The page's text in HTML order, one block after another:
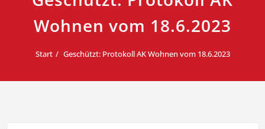
Wohnen vom 18.6.2023
Start Geschützt: Protokoll AK Wohnen vom 18.6.2023